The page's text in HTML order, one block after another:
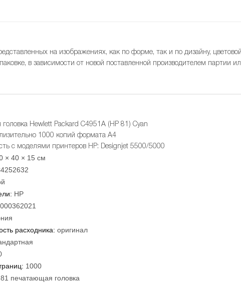
на изображениях, как по форме, так и по дизайну,
в зависимости от новой поставленной производителем партии
головка Hewlett Packard C4951A (HP 81) Cyan
1000 копий формата А4
с моделями принтеров HP: Designjet 5500/5000
× 40 × 15 см
HP
расходника: оригинал
1000
печатающая головка